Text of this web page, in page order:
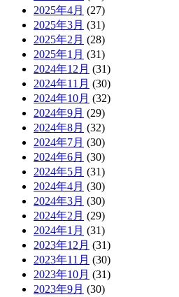
2025年4月 (27)
2025年3月 (31)
2025年2月 (28)
2025年1月 (31)
2024年12月 (31)
2024年11月 (30)
2024年10月 (32)
2024年9月 (29)
2024年8月 (32)
2024年7月 (30)
2024年6月 (30)
2024年5月 (31)
2024年4月 (30)
2024年3月 (30)
2024年2月 (29)
2024年1月 (31)
2023年12月 (31)
2023年11月 (30)
2023年10月 (31)
2023年9月 (30)